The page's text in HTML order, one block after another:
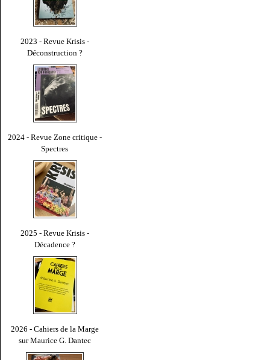
2023 - Revue Krisis -
Déconstruction ?
2024 - Revue Zone critique -
Spectres
2025 - Revue Krisis -
Décadence ?
2026 - Cahiers de la Marge
sur Maurice G. Dantec